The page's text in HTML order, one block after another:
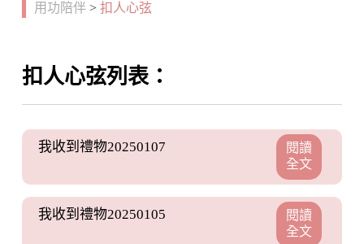
用功陪伴 > 扣人心弦
扣人心弦列表：
我收到禮物20250107
閱讀
全文
我收到禮物20250105
閱讀
全文